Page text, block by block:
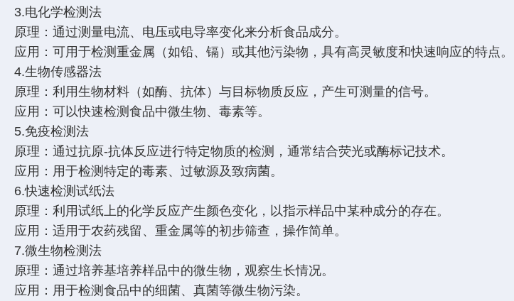
3.电化学检测法
原理：通过测量电流、电压或电导率变化来分析食品成分。
应用：可用于检测重金属（如铅、镉）或其他污染物，具有高灵敏度和快速响应的特点。
4.生物传感器法
原理：利用生物材料（如酶、抗体）与目标物质反应，产生可测量的信号。
应用：可以快速检测食品中微生物、毒素等。
5.免疫检测法
原理：通过抗原-抗体反应进行特定物质的检测，通常结合荧光或酶标记技术。
应用：用于检测特定的毒素、过敏源及致病菌。
6.快速检测试纸法
原理：利用试纸上的化学反应产生颜色变化，以指示样品中某种成分的存在。
应用：适用于农药残留、重金属等的初步筛查，操作简单。
7.微生物检测法
原理：通过培养基培养样品中的微生物，观察生长情况。
应用：用于检测食品中的细菌、真菌等微生物污染。